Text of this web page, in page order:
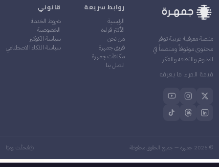
تجعل القارئ يتابع الحجاج
بسهولة وحتى لو اختلف معه
الأهمية التاريخية والمعاصرة
رغم مرور قرن، وأسئلته باقية
ملحة في كل حوار حول الدين
والسياسة في عالمنا المعاصر
منصة معرفية عربية توفر
محتوى موثوقاً ومنظماً في
العلوم والثقافة والفكر
قيمة المرء ما يعرفه
روابط سريعة
الرئيسية
الأكثر قراءة
من نحن
فريق جمهرة
مكافآت جمهرة
اتصل بنا
قانوني
شروط الخدمة
الخصوصية
سياسة الكوكيز
سياسة الذكاء الاصطناعي
©
2026 جمهرة — جميع الحقوق محفوظة مُحدَّث يوميًا